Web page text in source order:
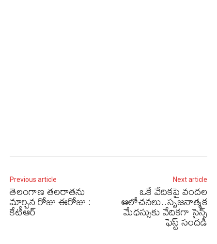
Previous article
తెలంగాణ తలరాతను
మార్చిన రోజు ఈరోజు :
కేటీఆర్‌
Next article
ఒకే వేదికపై వందల
ఆలోచనలు..సృజనాత్మక
మేధస్సుకు వేదికగా సైన్స్
ఫెస్ట్ సందడి